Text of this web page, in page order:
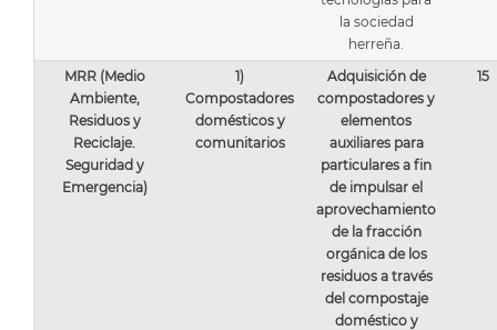
la sociedad
herreña.
MRR (Medio
Ambiente,
Residuos y
Reciclaje.
Seguridad y
Emergencia)
1)
Compostadores
domésticos y
comunitarios
Adquisición de
compostadores y
elementos
auxiliares para
particulares a fin
de impulsar el
aprovechamiento
de la fracción
orgánica de los
residuos a través
del compostaje
doméstico y
15